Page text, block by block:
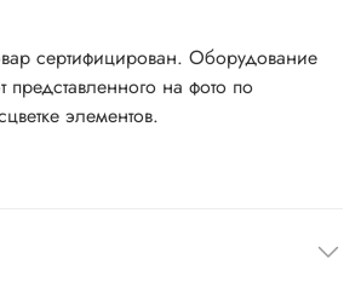
сертифицирован. Оборудование
представленного на фото по
элементов.